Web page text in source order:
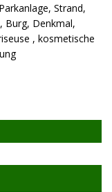
Strand,
Burg, Denkmal,
, kosmetische